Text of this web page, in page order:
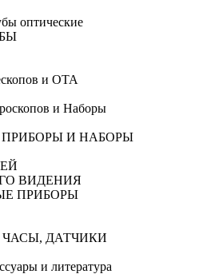
оптические
и ОТА
и Наборы
И НАБОРЫ
ВИДЕНИЯ
ПРИБОРЫ
ДАТЧИКИ
и литература